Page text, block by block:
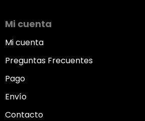
Mi cuenta
Mi cuenta
Preguntas Frecuentes
Pago
Envío
Contacto